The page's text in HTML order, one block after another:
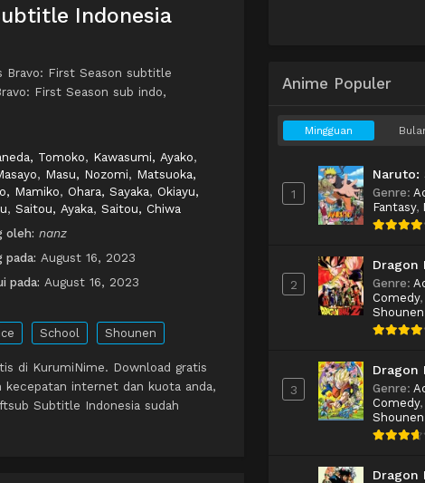
Indonesia
Bravo: First Season subtitle
First Season sub indo,
Tomoko, Kawasumi, Ayako,
, Masu, Nozomi, Matsuoka,
Mamiko, Ohara, Sayaka, Okiayu,
, Saitou, Ayaka, Saitou, Chiwa
oleh: nanz
pada: August 16, 2023
pada: August 16, 2023
School Shounen
di KurumiNime. Download gratis
kecepatan internet dan kuota anda,
Subtitle Indonesia sudah
Anime Populer
Mingguan
1
Naruto:
Genre:
Fantasy,
2
Dragon
Genre:
Comedy,
Shounen
3
Dragon
Genre:
Comedy,
Shounen
Dragon